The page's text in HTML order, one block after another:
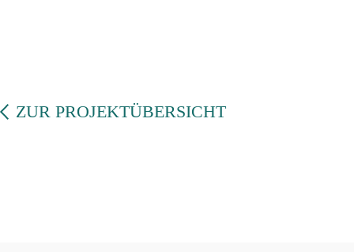
ZUR PROJEKTÜBERSICHT